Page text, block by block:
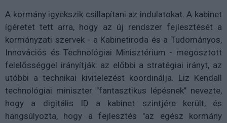
A kormány igyekszik csillapítani az indulatokat. A kabinet
ígéretet tett arra, hogy az új rendszer fejlesztését a
kormányzati szervek - a Kabinetiroda és a Tudományos,
Innovációs és Technológiai Minisztérium - megosztott
felelősséggel irányítják: az előbbi a stratégiai irányt, az
utóbbi a technikai kivitelezést koordinálja. Liz Kendall
technológiai miniszter "fantasztikus lépésnek" nevezte,
hogy a digitális ID a kabinet szintjére került, és
hangsúlyozta, hogy a fejlesztés "az egész kormány